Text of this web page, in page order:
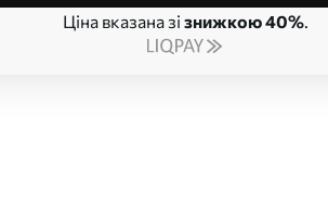
Ціна вказана зі знижкою 40%.